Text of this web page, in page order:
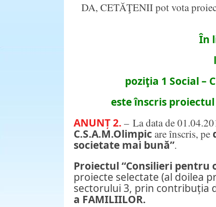
DA, CETĂŢENII pot vota
În
poziţia 1 Social –
este înscris proiectul
ANUNȚ 2. – La data de
C.S.A.M.Olimpic are înscris, pe
societate mai bună”.
Proiectul “Consilieri pentru
proiecte selectate (al doilea
sectorului 3, prin contribuția
a FAMILIILOR.